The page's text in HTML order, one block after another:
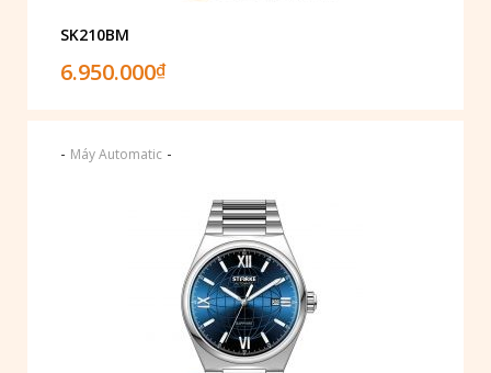
SK210BM
6.950.000₫
- Máy Automatic -